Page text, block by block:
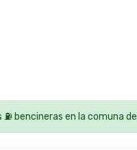
⛽ bencineras en la comuna de